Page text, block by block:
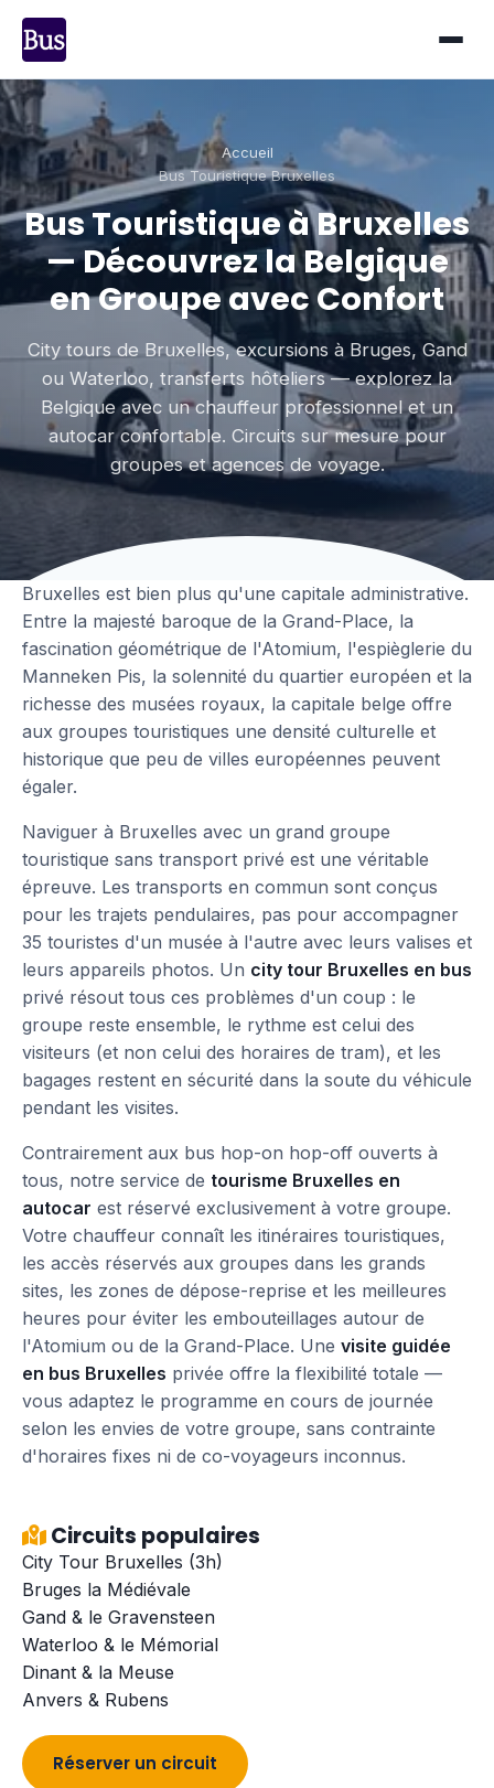
Accueil
Bus Touristique Bruxelles
Bus Touristique à Bruxelles
— Découvrez la Belgique
en Groupe avec Confort
City tours de Bruxelles, excursions à Bruges, Gand
ou Waterloo, transferts hôteliers — explorez la
Belgique avec un chauffeur professionnel et un
autocar confortable. Circuits sur mesure pour
groupes et agences de voyage.
Bruxelles est bien plus qu'une capitale administrative.
Entre la majesté baroque de la Grand-Place, la
fascination géométrique de l'Atomium, l'espièglerie du
Manneken Pis, la solennité du quartier européen et la
richesse des musées royaux, la capitale belge offre
aux groupes touristiques une densité culturelle et
historique que peu de villes européennes peuvent
égaler.
Naviguer à Bruxelles avec un grand groupe
touristique sans transport privé est une véritable
épreuve. Les transports en commun sont conçus
pour les trajets pendulaires, pas pour accompagner
35 touristes d'un musée à l'autre avec leurs valises et
leurs appareils photos. Un city tour Bruxelles en bus
privé résout tous ces problèmes d'un coup : le
groupe reste ensemble, le rythme est celui des
visiteurs (et non celui des horaires de tram), et les
bagages restent en sécurité dans la soute du véhicule
pendant les visites.
Contrairement aux bus hop-on hop-off ouverts à
tous, notre service de tourisme Bruxelles en
autocar est réservé exclusivement à votre groupe.
Votre chauffeur connaît les itinéraires touristiques,
les accès réservés aux groupes dans les grands
sites, les zones de dépose-reprise et les meilleures
heures pour éviter les embouteillages autour de
l'Atomium ou de la Grand-Place. Une visite guidée
en bus Bruxelles privée offre la flexibilité totale —
vous adaptez le programme en cours de journée
selon les envies de votre groupe, sans contrainte
d'horaires fixes ni de co-voyageurs inconnus.
Circuits populaires
City Tour Bruxelles (3h)
Bruges la Médiévale
Gand & le Gravensteen
Waterloo & le Mémorial
Dinant & la Meuse
Anvers & Rubens
Réserver un circuit